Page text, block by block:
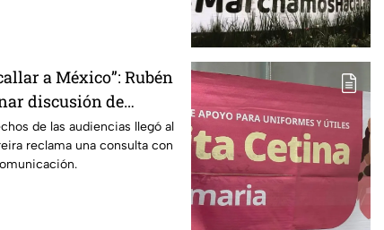
a México”: Rubén
discusión de
hasta
y expertos
de las audiencias llegó al
reclama una consulta con